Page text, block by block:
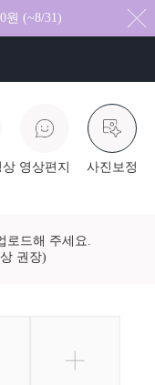
원 (~8/31)
상 영상편지 사진보정
로드해 주세요.
권장)